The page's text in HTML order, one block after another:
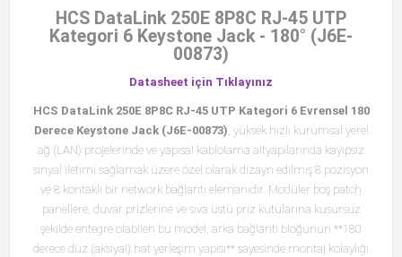
HCS DataLink 250E 8P8C RJ-45 UTP
Kategori 6 Keystone Jack - 180° (J6E-
00873)
Datasheet için Tıklayınız
HCS DataLink 250E 8P8C RJ-45 UTP Kategori 6 Evrensel 180
Derece Keystone Jack (J6E-00873), yüksek hızlı kurumsal yerel
ağ (LAN) projelerinde ve yapısal kablolama altyapılarında kayıpsız
sinyal iletimi sağlamak üzere özel olarak dizayn edilmiş 8 pozisyon
ve 8 kontaklı bir network bağlantı elemanıdır. Modüler boş patch
panellere, duvar prizlerine ve sıva üstü priz kutularına kusursuz
şekilde entegre olabilen bu model, arka bağlantı bloğunun **180
derece düz (aksiyal) hat yerleşim yapısı** sayesinde montaj kolaylığı